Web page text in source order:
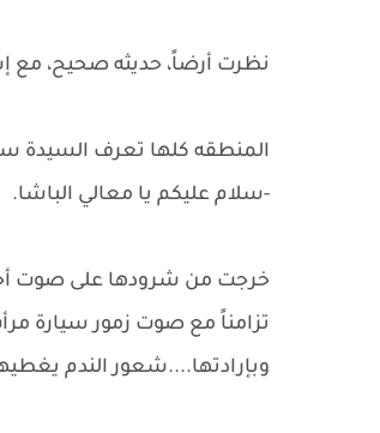
نظرت أرضاً، حديثه صحيح، مع
المنطقه كلها تعرف السيدة
-سلام عليكم يا معالي الباشا.
خرجت من شرودها على صوت أحد
تزامناً مع صوت زمور سيارة
وبإرادتها....شعور الندم